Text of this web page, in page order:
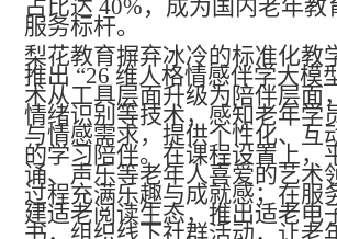
占比达 40%，成为国内老年教
服务标杆。
梨花教育摒弃冰冷的标准化教
推出 “26 维人格情感伴学大模
术从工具层面升级为陪伴层面
情绪识别等技术，感知老年学
与情感需求，提供个性化、互
的学习陪伴。在课程设置上，
诵、声乐等老年人喜爱的艺术
过程充满乐趣与成就感；在服
建适老阅读生态，推出适老电
书，组织线下社群活动，让老